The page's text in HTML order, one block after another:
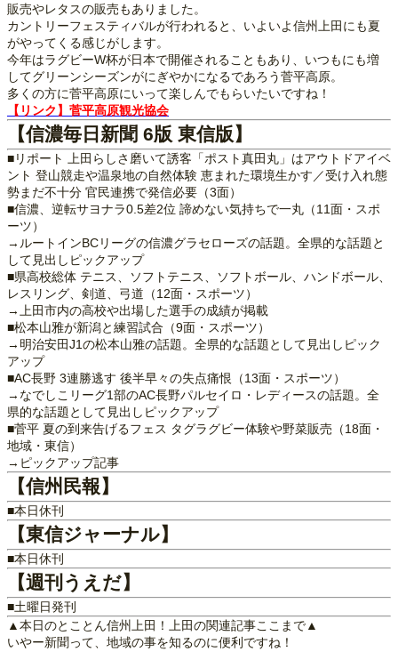
販売やレタスの販売もありました。
カントリーフェスティバルが行われると、いよいよ信州上田にも夏
がやってくる感じがします。
今年はラグビーW杯が日本で開催されることもあり、いつもにも増
してグリーンシーズンがにぎやかになるであろう菅平高原。
多くの方に菅平高原にいって楽しんでもらいたいですね！
【リンク】菅平高原観光協会
【信濃毎日新聞 6版 東信版】
■リポート 上田らしさ磨いて誘客「ポスト真田丸」はアウトドアイベ
ント 登山競走や温泉地の自然体験 恵まれた環境生かす／受け入れ態
勢まだ不十分 官民連携で発信必要（3面）
■信濃、逆転サヨナラ0.5差2位 諦めない気持ちで一丸（11面・スポ
ーツ）
→ルートインBCリーグの信濃グラセローズの話題。全県的な話題と
して見出しピックアップ
■県高校総体 テニス、ソフトテニス、ソフトボール、ハンドボール、
レスリング、剣道、弓道（12面・スポーツ）
→上田市内の高校や出場した選手の成績が掲載
■松本山雅が新潟と練習試合（9面・スポーツ）
→明治安田J1の松本山雅の話題。全県的な話題として見出しピック
アップ
■AC長野 3連勝逃す 後半早々の失点痛恨（13面・スポーツ）
→なでしこリーグ1部のAC長野パルセイロ・レディースの話題。全
県的な話題として見出しピックアップ
■菅平 夏の到来告げるフェス タグラグビー体験や野菜販売（18面・
地域・東信）
→ピックアップ記事
【信州民報】
■本日休刊
【東信ジャーナル】
■本日休刊
【週刊うえだ】
■土曜日発刊
▲本日のとことん信州上田！上田の関連記事ここまで▲
いやー新聞って、地域の事を知るのに便利ですね！